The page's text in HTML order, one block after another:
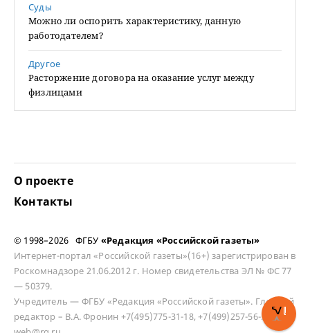
Суды
Можно ли оспорить характеристику, данную
работодателем?
Другое
Расторжение договора на оказание услуг между
физлицами
О проекте
Контакты
© 1998–2026 ФГБУ «Редакция «Российской газеты»
Интернет-портал «Российской газеты»(16+) зарегистрирован в
Роскомнадзоре 21.06.2012 г. Номер свидетельства ЭЛ № ФС 77
— 50379.
Учредитель — ФГБУ «Редакция «Российской газеты». Главный
редактор – В.А. Фронин +7(495)775-31-18, +7(499)257-56-50